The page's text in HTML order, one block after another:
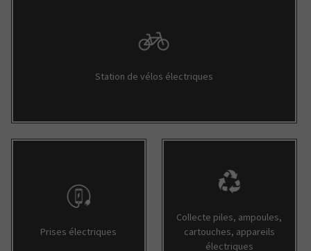
Station de vélos électriques
Prises électriques
Collecte piles, ampoules,
cartouches, appareils
électriques